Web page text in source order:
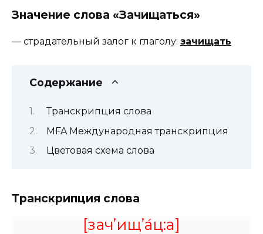
Значение слова «Зачищаться»
— страдательный залог к глаголу: зачищать
Содержание
Транскрипция слова
MFA Международная транскрипция
Цветовая схема слова
Транскрипция слова
[зач’ищ’а́ц:а]